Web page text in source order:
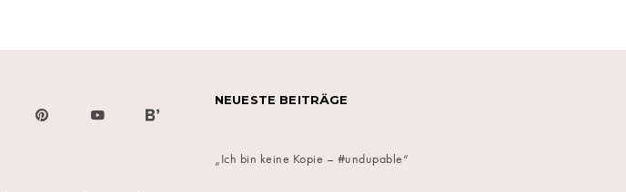
NEUESTE BEITRÄGE
„Ich bin keine Kopie – #undupable“